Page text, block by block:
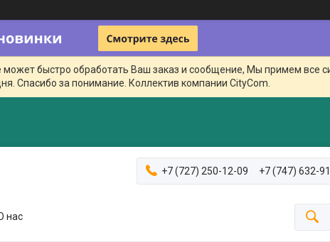
быстро обработать Ваш заказ и сообщение, Мы примем все
Спасибо за понимание. Коллектив компании CityCom.
+7 (727) 250-12-09 +7 (747) 632-
нас